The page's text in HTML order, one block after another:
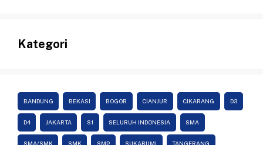
Kategori
BANDUNG BEKASI BOGOR CIANJUR CIKARANG D3
D4 JAKARTA S1 SELURUH INDONESIA SMA
SMA/SMK SMK SMP SUKABUMI TANGERANG